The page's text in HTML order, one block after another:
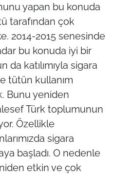
yapan bu konuda
tarafından çok
2014-2015 senesinde
bu konuda iyi bir
katılımıyla sigara
tütün kullanım
Bunu yeniden
Türk toplumunun
Özellikle
sigara
başladı. O nedenle
etkin ve çok